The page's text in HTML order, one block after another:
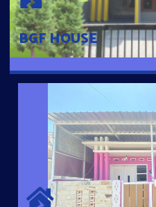
BGF HOUSE
GRIYA ASRI
Desain Modern Minimalis
Sehingga Memudahkan
dengan Ponsel